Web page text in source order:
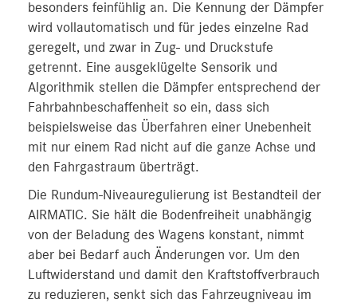
besonders feinfühlig an. Die Kennung der Dämpfer
wird vollautomatisch und für jedes einzelne Rad
geregelt, und zwar in Zug- und Druckstufe
getrennt. Eine ausgeklügelte Sensorik und
Algorithmik stellen die Dämpfer entsprechend der
Fahrbahnbeschaffenheit so ein, dass sich
beispielsweise das Überfahren einer Unebenheit
mit nur einem Rad nicht auf die ganze Achse und
den Fahrgastraum überträgt.
Die Rundum-Niveauregulierung ist Bestandteil der
AIRMATIC. Sie hält die Bodenfreiheit unabhängig
von der Beladung des Wagens konstant, nimmt
aber bei Bedarf auch Änderungen vor. Um den
Luftwiderstand und damit den Kraftstoffverbrauch
zu reduzieren, senkt sich das Fahrzeugniveau im